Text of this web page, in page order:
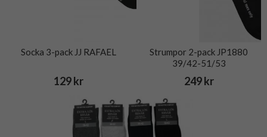
Socka 3-pack JJ RAFAEL
129 kr
Strumpor 2-pack JP1880
39/42-51/53
249 kr